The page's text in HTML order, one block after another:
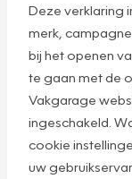
Deze verklaring
merk,
bij het openen
te gaan met de
Vakgarage
ingeschakeld.
cookie
uw